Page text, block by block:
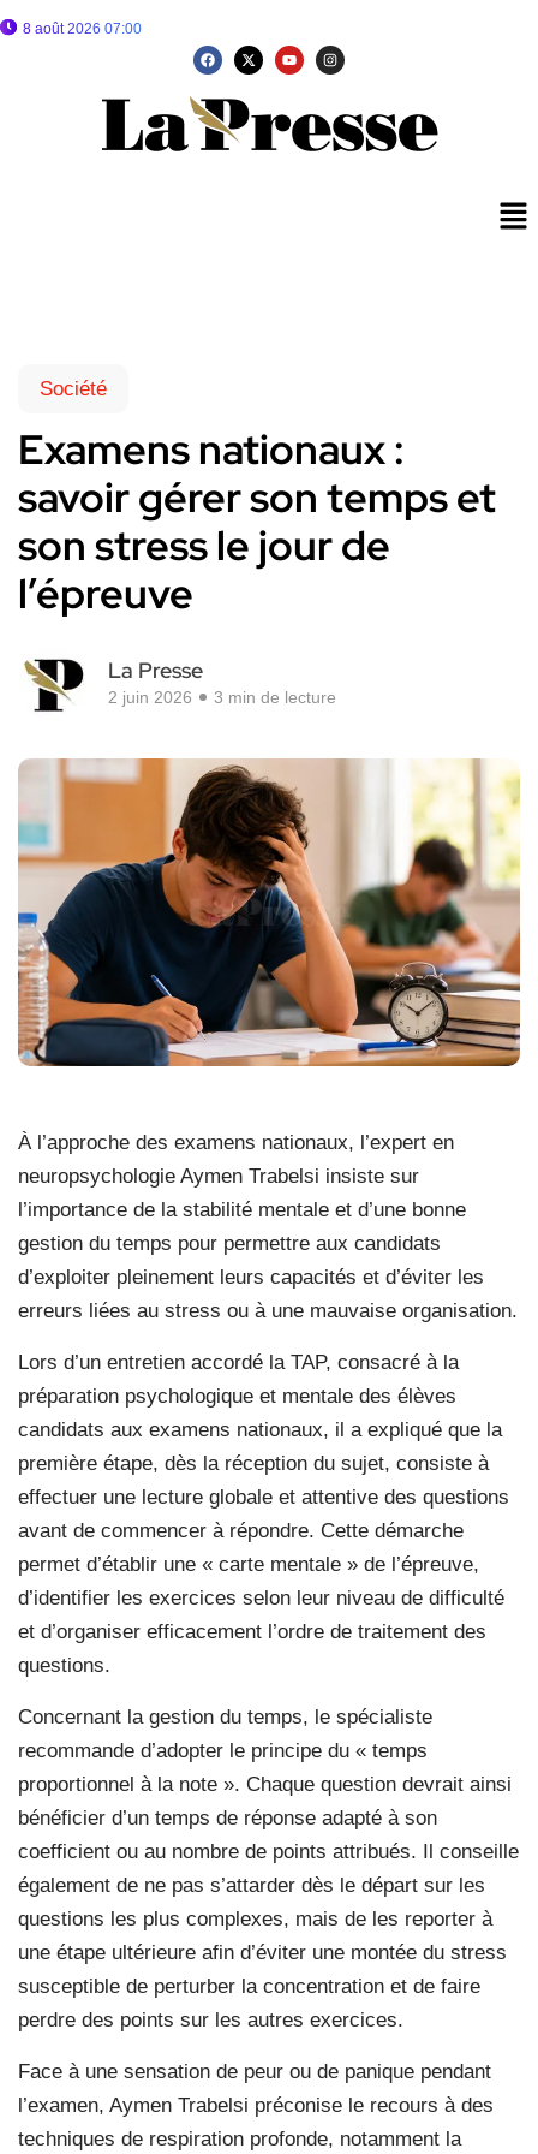
8 août 2026 07:00
Société
Examens nationaux :
savoir gérer son temps et
son stress le jour de
l’épreuve
La Presse
2 juin 2026 3 min de lecture
À l’approche des examens nationaux, l’expert en
neuropsychologie Aymen Trabelsi insiste sur
l’importance de la stabilité mentale et d’une bonne
gestion du temps pour permettre aux candidats
d’exploiter pleinement leurs capacités et d’éviter les
erreurs liées au stress ou à une mauvaise organisation.
Lors d’un entretien accordé la TAP, consacré à la
préparation psychologique et mentale des élèves
candidats aux examens nationaux, il a expliqué que la
première étape, dès la réception du sujet, consiste à
effectuer une lecture globale et attentive des questions
avant de commencer à répondre. Cette démarche
permet d’établir une « carte mentale » de l’épreuve,
d’identifier les exercices selon leur niveau de difficulté
et d’organiser efficacement l’ordre de traitement des
questions.
Concernant la gestion du temps, le spécialiste
recommande d’adopter le principe du « temps
proportionnel à la note ». Chaque question devrait ainsi
bénéficier d’un temps de réponse adapté à son
coefficient ou au nombre de points attribués. Il conseille
également de ne pas s’attarder dès le départ sur les
questions les plus complexes, mais de les reporter à
une étape ultérieure afin d’éviter une montée du stress
susceptible de perturber la concentration et de faire
perdre des points sur les autres exercices.
Face à une sensation de peur ou de panique pendant
l’examen, Aymen Trabelsi préconise le recours à des
techniques de respiration profonde, notamment la